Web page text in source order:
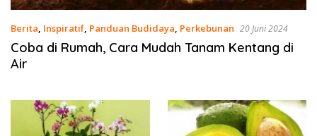
Berita, Inspiratif, Panduan Budidaya, Perkebunan 20 Juni 2024
Coba di Rumah, Cara Mudah Tanam Kentang di
Air